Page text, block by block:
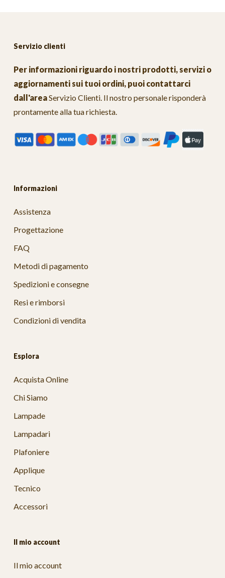
Servizio clienti
Per informazioni riguardo i nostri prodotti, servizi o
aggiornamenti sui tuoi ordini, puoi contattarci
dall'areaServizio Clienti. Il nostro personale risponderà
prontamente alla tua richiesta.
Informazioni
Assistenza
Progettazione
FAQ
Metodi di pagamento
Spedizioni e consegne
Resi e rimborsi
Condizioni di vendita
Esplora
Acquista Online
Chi Siamo
Lampade
Lampadari
Plafoniere
Applique
Tecnico
Accessori
Il mio account
Il mio account